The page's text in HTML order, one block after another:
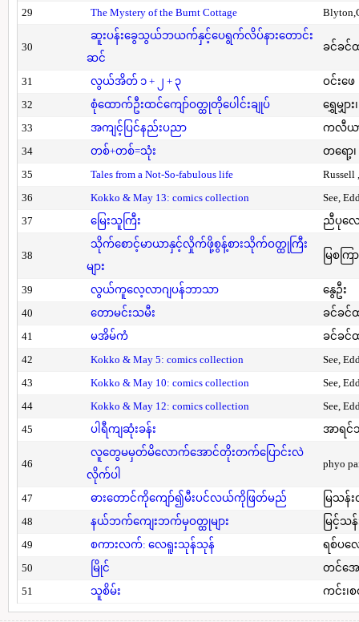
29 The Mystery of the Burnt Cottage
30
ဆူးပန်းခွေသွယ်ဘယက်နှင့်ပေရွက်လိပ်နားတောင်း
ဆင်
ခင်ခင်
31 လွယ်အိတ် ၁ + ၂ + ၃
ဝင်းဖေ
32
စုံထောက်ဦးထင်ကျော်ဝတ္ထုတိုပေါင်းချုပ်
ရွှေမျှား
33
အကျင့်ပြင်နည်းပညာ
ကလီယာ
34
တစ်+တစ်=သုံး
တရော့၊
35
Tales from a Not-So-fabulous life
Russell
36
Kokko & May 13: comics collection
See,
37
မြေးသူကြီး ညီပုလေ
38
သိုက်စောင့်မာယာနှင့်လှိုက်ဖို့စွန့်စားသိုက်ဝတ္ထုကြီး
များ
မြစကြာ
39 လွယ်ကူလေ့လာဂျပန်ဘာသာ
နွေဦး
40
တောမင်းသမီး
ခင်ခင်
41
မအိမ်ကံ
ခင်ခင်
42
Kokko & May 5: comics collection
See,
43
Kokko & May 10: comics collection
See,
44
Kokko & May 12: comics collection
See,
45
ပါရီကျဆုံးခန်း အာရင်
46
လူတွေမမှတ်မိလောက်အောင်တိုးတက်ပြောင်းလဲ
လိုက်ပါ
phyo
47 ဓားတောင်ကိုကျော်၍မီးပင်လယ်ကိုဖြတ်မည်
မြသန်
48
နယ်ဘက်ကျေးဘက်မှဝတ္ထုများ
မြင့်သန်
49
စကားလက်: လေရူးသုန်သုန်
ရစ်ပလ
50
မြိုင်
တင်အေ
51
သူစိမ်း ကင်း၊